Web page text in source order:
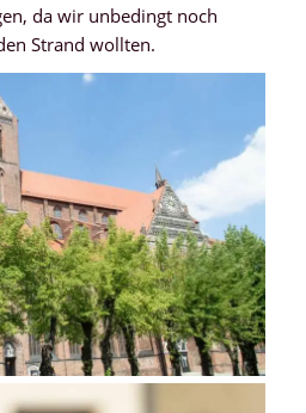
da wir unbedingt noch
Strand wollten.